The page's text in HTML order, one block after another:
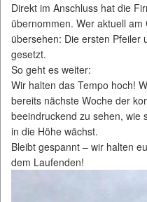
Direkt im Anschluss hat die
übernommen. Wer aktuell
übersehen: Die ersten Pfeiler
gesetzt.
So geht es weiter:
Wir halten das Tempo hoch!
bereits nächste Woche der
beeindruckend zu sehen, wie
in die Höhe wächst.
Bleibt gespannt – wir halten
dem Laufenden!